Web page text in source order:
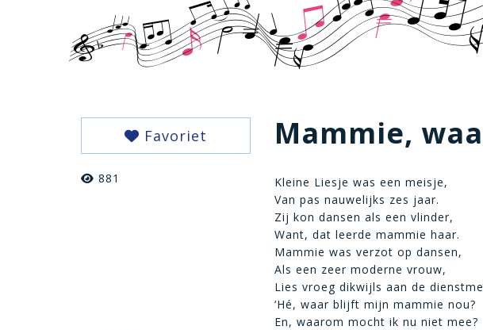
Favoriet
881
Mammie,
Kleine Liesje was een meisje,
Van pas nauwelijks zes jaar.
Zij kon dansen als een vlinder,
Want, dat leerde mammie haar.
Mammie was verzot op dansen,
Als een zeer moderne vrouw,
Lies vroeg dikwijls aan de
‘Hé, waar blijft mijn mammie nou?
En, waarom mocht ik nu niet mee?